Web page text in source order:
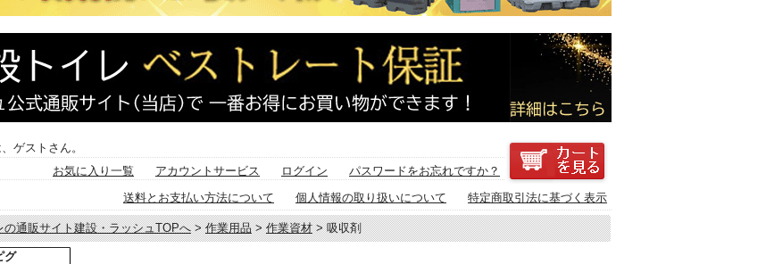
ゲストさん。
お気に入り一覧
アカウントサービス ログイン
パスワードをお忘れですか？
送料とお支払い方法について
個人情報の取り扱いについて 特定商取引法に基づく表示
の通販サイト建設・ラッシュTOPへ>作業用品>作業資材> 吸収剤
グ